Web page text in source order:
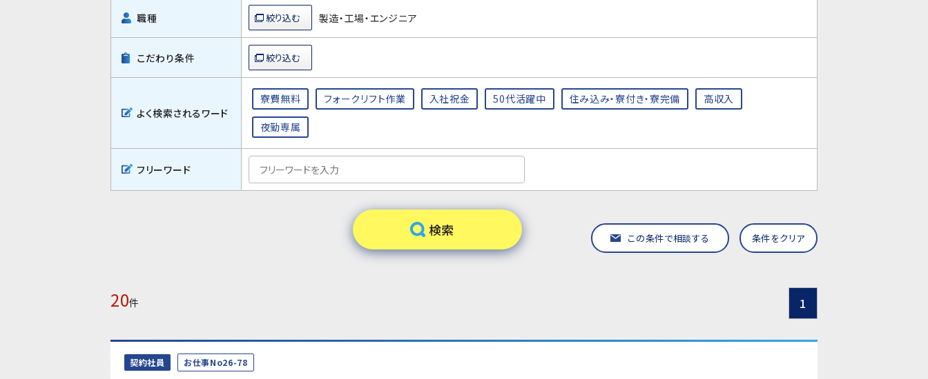
職種 製造・工場・エンジニア
こだわり条件
よく検索されるワード
寮費無料 フォークリフト作業 入社祝金 50代活躍中 住み込み・寮付き・寮完備 高収入
夜勤専属
フリーワード
この条件で相談する 条件をクリア
20件 1
契約社員 お仕事No26-78